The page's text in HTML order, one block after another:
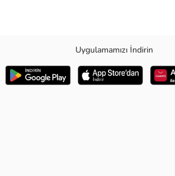
Uygulamamızı İndirin